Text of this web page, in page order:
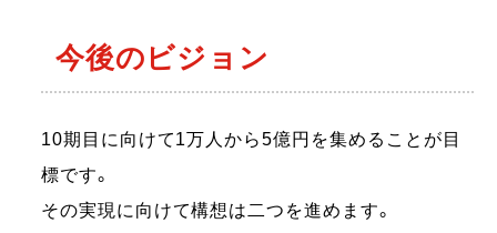
今後のビジョン
10期目に向けて1万人から5億円を集めることが目
標です。
その実現に向けて構想は二つを進めます。